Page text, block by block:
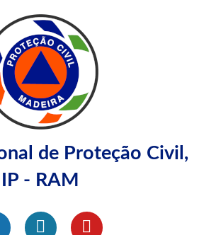
de Proteção Civil,
IP - RAM